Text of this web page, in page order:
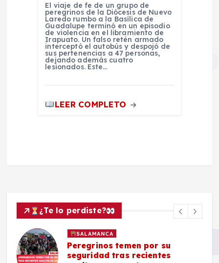
El viaje de fe de un grupo de
peregrinos de la Diócesis de Nuevo
Laredo rumbo a la Basílica de
Guadalupe terminó en un episodio
de violencia en el libramiento de
Irapuato. Un falso retén armado
interceptó el autobús y despojó de
sus pertenencias a 47 personas,
dejando además cuatro
lesionados. Este…
LEER COMPLETO
¿Te lo perdiste?
SALAMANCA
Peregrinos temen por su
seguridad tras recientes